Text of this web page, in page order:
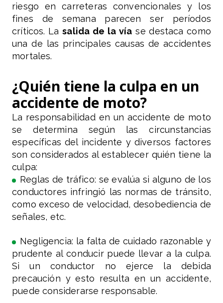
riesgo en carreteras convencionales y los
fines de semana parecen ser períodos
críticos. Lasalida de la vía se destaca como
una de las principales causas de accidentes
mortales.
¿Quién tiene la culpa en un
accidente de moto?
La responsabilidad en un accidente de moto
se determina según las circunstancias
específicas del incidente y diversos factores
son considerados al establecer quién tiene la
culpa:
Reglas de tráfico: se evalúa si alguno de los
conductores infringió las normas de tránsito,
como exceso de velocidad, desobediencia de
señales, etc.
Negligencia: la falta de cuidado razonable y
prudente al conducir puede llevar a la culpa.
Si un conductor no ejerce la debida
precaución y esto resulta en un accidente,
puede considerarse responsable.